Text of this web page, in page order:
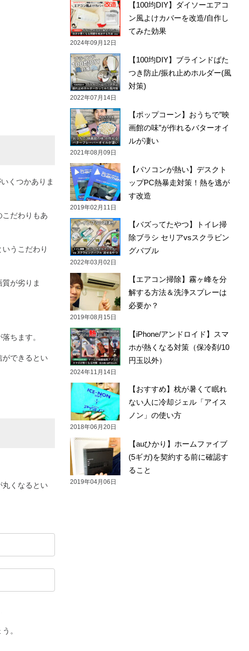
くつかありま
だわりもあ
うこだわり
が劣りま
ちます。
できるとい
くなるとい
。
【100均DIY】ダイソーエアコ
ン風よけカバーを改造/自作し
てみた効果
2024年09月12日
【100均DIY】ブラインドばた
つき防止/振れ止めホルダー(風
対策)
2022年07月14日
【ポップコーン】おうちで”映
画館の味”が作れるバターオイ
ルが凄い
2021年08月09日
【パソコンが熱い】デスクト
ップPC熱暴走対策！熱を逃が
す改造
2019年02月11日
【バズってたやつ】トイレ掃
除ブラシ セリアvsスクラビン
グバブル
2022年03月02日
【エアコン掃除】霧ヶ峰を分
解する方法＆洗浄スプレーは
必要か？
2019年08月15日
【iPhone/アンドロイド】スマ
ホが熱くなる対策（保冷剤/10
円玉以外）
2024年11月14日
【おすすめ】枕が暑くて眠れ
ない人に冷却ジェル「アイス
ノン」の使い方
2018年06月20日
【auひかり】ホームファイブ
(5ギガ)を契約する前に確認す
ること
2019年04月06日